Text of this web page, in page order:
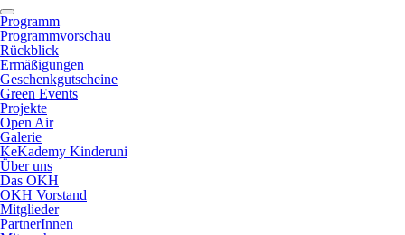
Programm
Programmvorschau
Rückblick
Ermäßigungen
Geschenkgutscheine
Green Events
Projekte
Open Air
Galerie
KeKademy Kinderuni
Über uns
Das OKH
OKH Vorstand
Mitglieder
PartnerInnen